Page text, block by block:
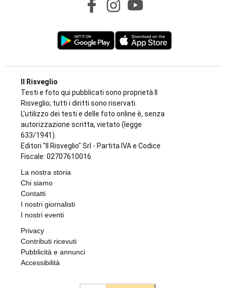
Il Risveglio
Testi e foto qui pubblicati sono proprietà Il
Risveglio; tutti i diritti sono riservati.
L'utilizzo dei testi e delle foto online è, senza
autorizzazione scritta, vietato (legge
633/1941).
Editori "Il Risveglio" Srl - Partita IVA e Codice
Fiscale: 02707610016
La nostra storia
Chi siamo
Contatti
I nostri giornalisti
I nostri eventi
Privacy
Contributi ricevuti
Pubblicità e annunci
Accessibilità